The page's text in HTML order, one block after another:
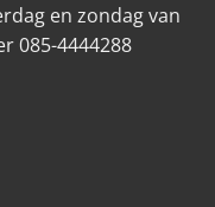
en zondag van
085-4444288